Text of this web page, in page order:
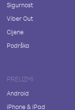
Sigurnost
Viber Out
Cijene
Podrška
PREUZMI
Android
iPhone & iPad